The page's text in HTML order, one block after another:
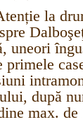
la
uneori
primele
după
max.